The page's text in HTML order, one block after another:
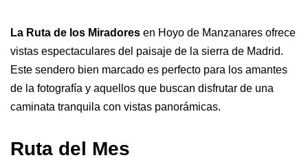
La Ruta de los Miradores en Hoyo de Manzanares ofrece
vistas espectaculares del paisaje de la sierra de Madrid.
Este sendero bien marcado es perfecto para los amantes
de la fotografía y aquellos que buscan disfrutar de una
caminata tranquila con vistas panorámicas.
Ruta del Mes